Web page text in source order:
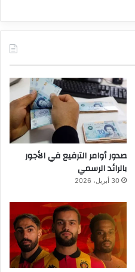
صدور أوامر الترفيع في الأجور
بالرائد الرسمي
30 أبريل، 2026